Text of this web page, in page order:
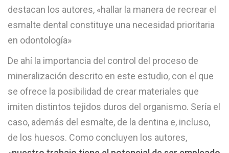
destacan los autores, «hallar la manera de recrear el
esmalte dental constituye una necesidad prioritaria
en odontología»
De ahí la importancia del control del proceso de
mineralización descrito en este estudio, con el que
se ofrece la posibilidad de crear materiales que
imiten distintos tejidos duros del organismo. Sería el
caso, además del esmalte, de la dentina e, incluso,
de los huesos. Como concluyen los autores,